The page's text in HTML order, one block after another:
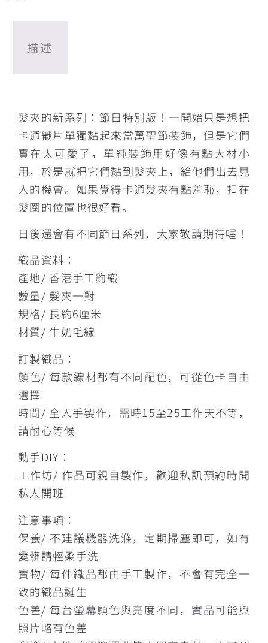
描述
髮夾的新系列：節日特別版！一開始只是想把
卡通織片單獨黏起來當萬聖節裝飾，但是它們
實在太可愛了，單純裝飾用好像有點大材小
用，於是就把它們黏到髮夾上，給他們出去見
人的機會。如果覺得卡通髮夾有點羞恥，扣在
髮圈的位置也很好看。
日後還會有不同節日系列，大家敬請期待喔！
織品資料：
產地/ 香港手工鉤織
數量/ 髮夾一對
規格/ 長約6厘米
材質/ 牛奶毛線
訂製織品：
顏色/ 每款線材都有不同配色，可從色卡自由
選擇
時間/ 全人手製作，需時15至25工作天不等，
請耐心等候
動手DIY：
工作坊/ 作品可親自製作，歡迎私訊預約時間
私人開班
注意事項：
保養/ 不建議機器洗滌，定期掃塵即可，如有
變髒請輕柔手洗
實物/ 每件織品都由手工製作，不會有完全一
致的織品誕生
色差/ 每台螢幕顯色與亮度不同，實品可能與
照片略有色差